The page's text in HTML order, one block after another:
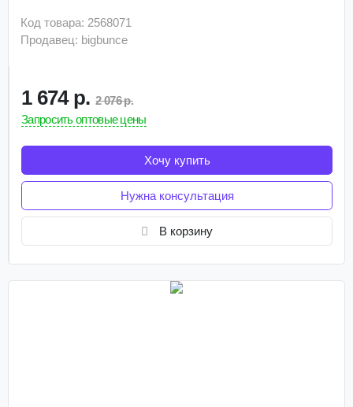
Код товара: 2568071
Продавец: bigbunce
1 674 р. 2 076 р.
Запросить оптовые цены
Хочу купить
Нужна консультация
В корзину